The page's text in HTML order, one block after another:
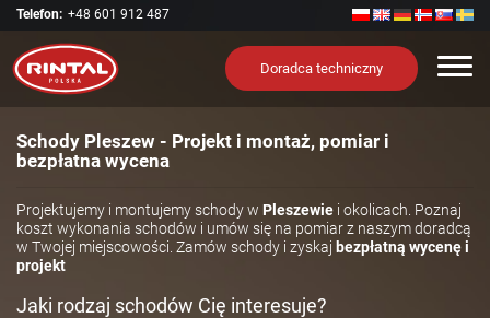
Telefon: +48 601 912 487
Doradca techniczny
Schody Pleszew - Projekt i montaż, pomiar i
bezpłatna wycena
Projektujemy i montujemy schody w Pleszewie i okolicach. Poznaj
koszt wykonania schodów i umów się na pomiar z naszym doradcą
w Twojej miejscowości. Zamów schody i zyskaj bezpłatną wycenę i
projekt
Jaki rodzaj schodów Cię interesuje?